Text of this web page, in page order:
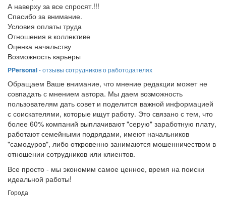
А наверху за все спросят.!!!
Спасибо за внимание.
Условия оплаты труда
Отношения в коллективе
Оценка начальству
Возможность карьеры
PPersonal- отзывы сотрудников о работодателях
Обращаем Ваше внимание, что мнение редакции может не
совпадать с мнением автора. Мы даем возможность
пользователям дать совет и поделится важной информацией
с соискателями, которые ищут работу. Это связано с тем, что
более 60% компаний выплачивают "серую" заработную плату,
работают семейными подрядами, имеют начальников
"самодуров", либо откровенно занимаются мошенничеством в
отношении сотрудников или клиентов.
Все просто - мы экономим самое ценное, время на поиски
идеальной работы!
Города